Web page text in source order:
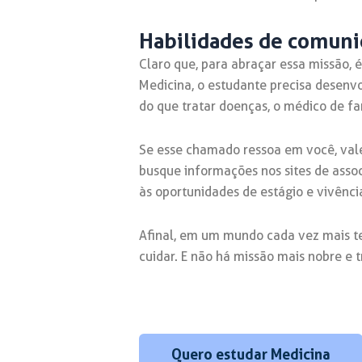
Habilidades de
Claro que, para abraçar essa
Medicina, o estudante precisa
do que tratar doenças, o médico de
Se esse chamado ressoa em você,
busque informações nos sites de
às oportunidades de estágio e
Afinal, em um mundo cada vez mais
cuidar. E não há missão mais nobre
Quero estudar Medicina